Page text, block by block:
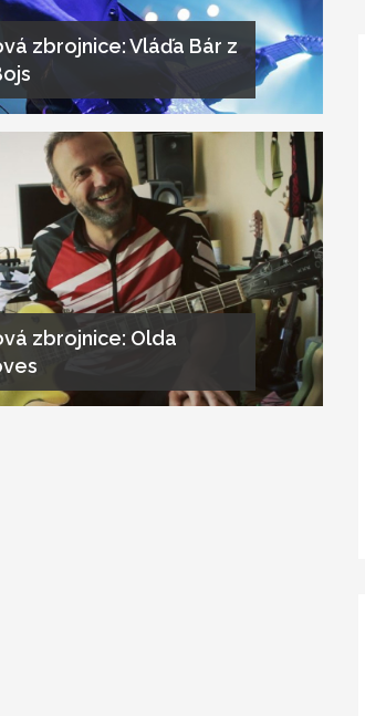
zbrojnice: Vláďa Bár z
zbrojnice: Olda